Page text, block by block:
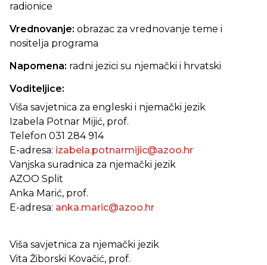
radionice
Vrednovanje: obrazac za vrednovanje teme i
nositelja programa
Napomena: radni jezici su njemački i hrvatski
Voditeljice:
Viša savjetnica za engleski i njemački jezik
Izabela Potnar Mijić, prof.
Telefon 031 284 914
E-adresa: izabela.potnarmijic@azoo.hr
Vanjska suradnica za njemački jezik
AZOO Split
Anka Marić, prof.
E-adresa: anka.maric@azoo.hr
Viša savjetnica za njemački jezik
Vita Žiborski Kovačić, prof.